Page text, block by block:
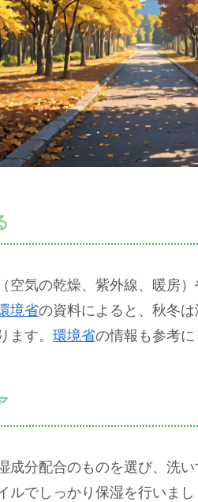
空気の乾燥、紫外線、暖房
境省の資料によると、秋冬
ます。 環境省の情報も参考に
成分配合のものを選び、洗
ルでしっかり保湿を行いまし